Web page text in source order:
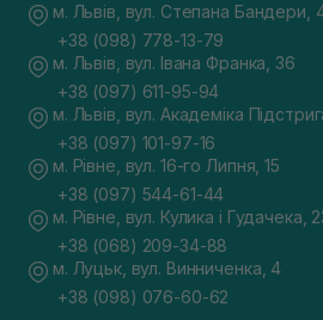
м. Львів, вул. Степана Бандери,
+38 (098) 778-13-79
м. Львів, вул. Івана Франка, 36
+38 (097) 611-95-94
м. Львів, вул. Академіка
+38 (097) 101-97-16
м. Рівне, вул. 16-го Липня, 15
+38 (097) 544-61-44
м. Рівне, вул. Кулика і Гудачека,
+38 (068) 209-34-88
м. Луцьк, вул. Винниченка, 4
+38 (098) 076-60-62